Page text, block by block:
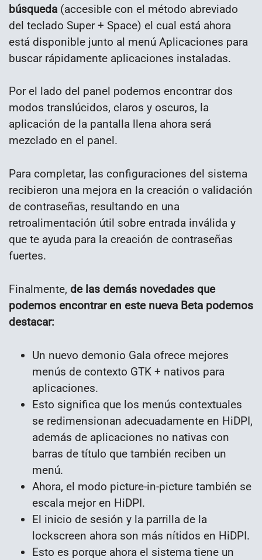
búsqueda (accesible con el método abreviado
del teclado Super + Space) el cual está ahora
está disponible junto al menú Aplicaciones para
buscar rápidamente aplicaciones instaladas.
Por el lado del panel podemos encontrar dos
modos translúcidos, claros y oscuros, la
aplicación de la pantalla llena ahora será
mezclado en el panel.
Para completar, las configuraciones del sistema
recibieron una mejora en la creación o validación
de contraseñas, resultando en una
retroalimentación útil sobre entrada inválida y
que te ayuda para la creación de contraseñas
fuertes.
Finalmente, de las demás novedades que
podemos encontrar en este nueva Beta podemos
destacar:
Un nuevo demonio Gala ofrece mejores
menús de contexto GTK + nativos para
aplicaciones.
Esto significa que los menús contextuales
se redimensionan adecuadamente en HiDPI,
además de aplicaciones no nativas con
barras de título que también reciben un
menú.
Ahora, el modo picture-in-picture también se
escala mejor en HiDPI.
El inicio de sesión y la parrilla de la
lockscreen ahora son más nítidos en HiDPI.
Esto es porque ahora el sistema tiene un